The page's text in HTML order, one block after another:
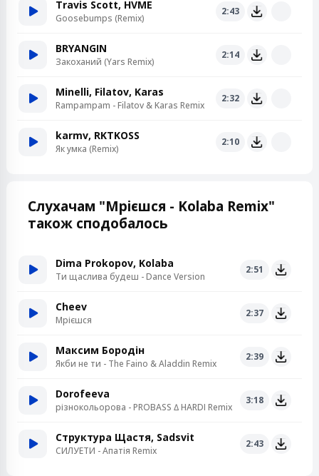
Travis Scott, HVME
Goosebumps (Remix)
2:43
BRYANGIN
Закоханий (Yars Remix)
2:14
Minelli, Filatov, Karas
Rampampam - Filatov & Karas Remix
2:32
karmv, RKTKOSS
Як умка (Remix)
2:10
Слухачам "Мрієшся - Kolaba Remix"
також сподобалось
Dima Prokopov, Kolaba
Ти щаслива будеш - Dance Version
2:51
Cheev
Мрієшся
2:37
Максим Бородін
Якби не ти - The Faino & Aladdin Remix
2:39
Dorofeeva
різнокольорова - PROBASS ∆ HARDI Remix
3:18
Структура Щастя, Sadsvit
СИЛУЕТИ - Апатія Remix
2:43